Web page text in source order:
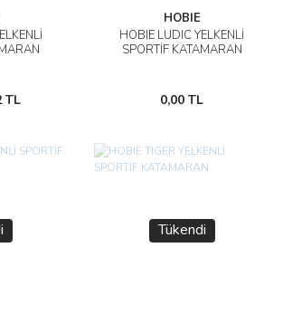
TL
HOBIE
HOBIE LUDIC YELKENLİ
SPORTİF KATAMARAN
0,00 TL
Tükendi